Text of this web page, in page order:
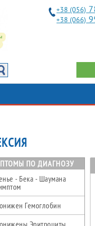
+38 (056)
+38 (066)
ПО ДИАГНОЗУ
- Бека - Шаумана
Гемоглобин
Эритроциты